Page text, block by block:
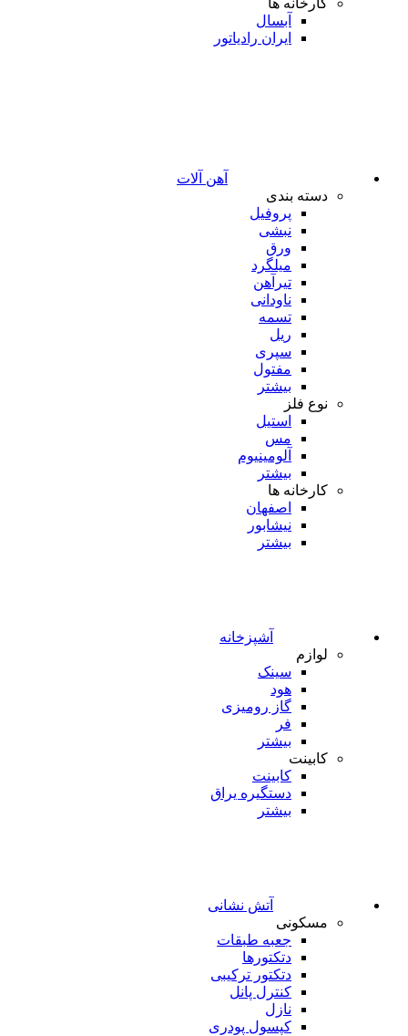
کارخانه ها
آبسال
ایران رادیاتور
آهن آلات
دسته بندی
پروفیل
نبشی
ورق
میلگرد
تیرآهن
ناودانی
تسمه
ریل
سپری
مفتول
بیشتر
نوع فلز
استیل
مس
آلومینیوم
بیشتر
کارخانه ها
اصفهان
نیشابور
بیشتر
آشپزخانه
لوازم
سینک
هود
گاز رومیزی
فر
بیشتر
کابینت
کابینت
دستگیره یراق
بیشتر
آتش نشانی
مسکونی
جعبه طبقات
دتکتورها
دتکتور ترکیبی
کنترل پانل
نازل
کپسول پودری